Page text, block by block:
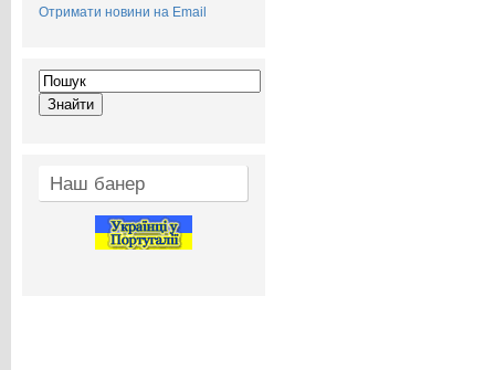
Отримати новини на Email
Наш банер